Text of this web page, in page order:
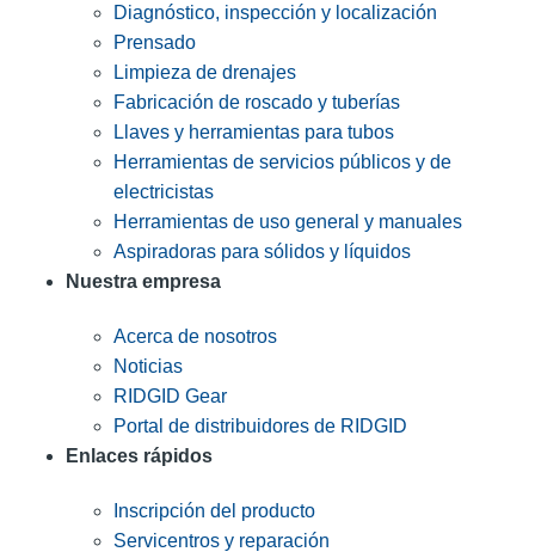
Diagnóstico, inspección y localización
Prensado
Limpieza de drenajes
Fabricación de roscado y tuberías
Llaves y herramientas para tubos
Herramientas de servicios públicos y de
electricistas
Herramientas de uso general y manuales
Aspiradoras para sólidos y líquidos
Nuestra empresa
Acerca de nosotros
Noticias
RIDGID Gear
Portal de distribuidores de RIDGID
Enlaces rápidos
Inscripción del producto
Servicentros y reparación